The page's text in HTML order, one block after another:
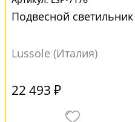
Подвесной
Lussole (Италия)
22 493 ₽